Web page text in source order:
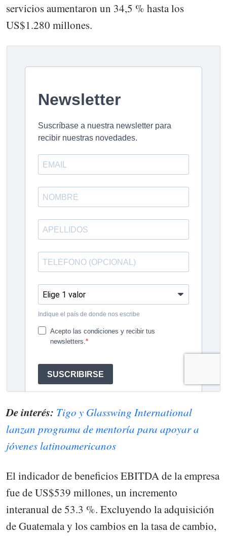
servicios aumentaron un 34,5 % hasta los
US$1.280 millones.
De interés: Tigo y Glasswing International
lanzan programa de mentoría para apoyar a
jóvenes latinoamericanos
El indicador de beneficios EBITDA de la empresa
fue de US$539 millones, un incremento
interanual de 53.3 %. Excluyendo la adquisición
de Guatemala y los cambios en la tasa de cambio,